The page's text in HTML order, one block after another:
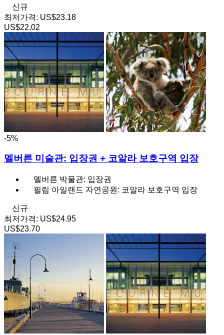
신규
최저가격: US$23.18
US$22.02
-5%
멜버른 미술관: 입장권 + 코알라 보호구역 입장
멜버른 박물관: 입장권
필립 아일랜드 자연공원: 코알라 보호구역 입장
신규
최저가격: US$24.95
US$23.70